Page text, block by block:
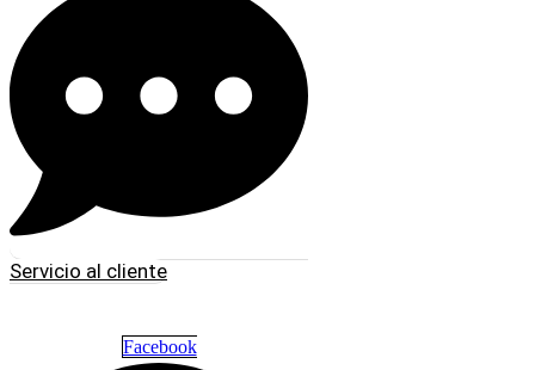
Servicio al cliente
Facebook